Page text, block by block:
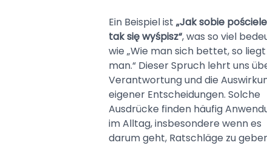
Ein Beispiel ist „Jak sobie
tak się wyśpisz“, was so viel
wie „Wie man sich bettet, so liegt
man.“ Dieser Spruch lehrt uns
Verantwortung und die
eigener Entscheidungen. Solche
Ausdrücke finden häufig
im Alltag, insbesondere wenn es
darum geht, Ratschläge zu